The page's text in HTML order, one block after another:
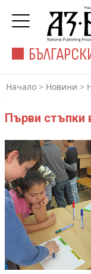
Начало > Новини >
Първи стъпки